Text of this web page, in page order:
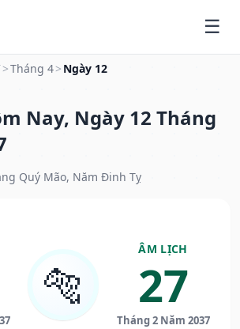
>Tháng 4> Ngày 12
Nay, Ngày 12 Tháng
Quý Mão, Năm Đinh Tỵ
🐅
ÂM LỊCH
27
Tháng 2 Năm 2037